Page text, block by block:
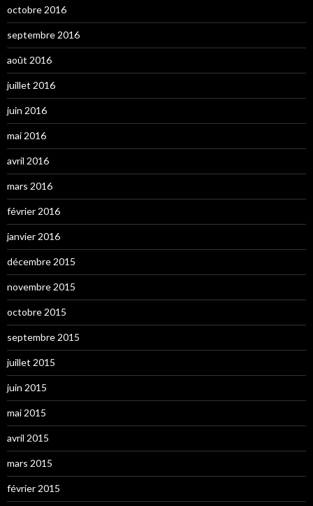
octobre 2016
septembre 2016
août 2016
juillet 2016
juin 2016
mai 2016
avril 2016
mars 2016
février 2016
janvier 2016
décembre 2015
novembre 2015
octobre 2015
septembre 2015
juillet 2015
juin 2015
mai 2015
avril 2015
mars 2015
février 2015